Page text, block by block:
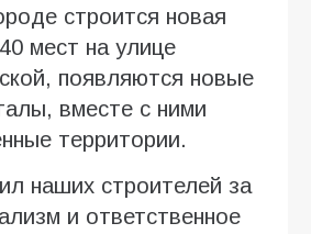
строится новая
мест на улице
появляются новые
вместе с ними
территории.
наших строителей за
и ответственное